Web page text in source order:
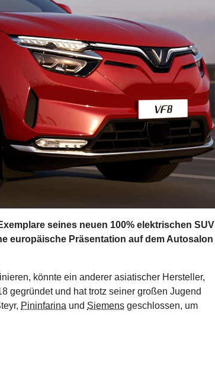
seines neuen 100% elektrischen
europäische Präsentation auf dem Autosalon
könnte ein anderer asiatischer Hersteller,
gegründet und hat trotz seiner großen Jugend
Pininfarina und Siemens geschlossen, um